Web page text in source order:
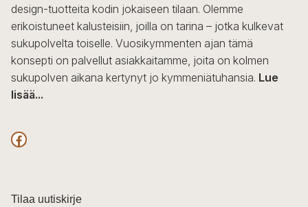
design-tuotteita kodin jokaiseen tilaan. Olemme
erikoistuneet kalusteisiin, joilla on tarina – jotka kulkevat
sukupolvelta toiselle. Vuosikymmenten ajan tämä
konsepti on palvellut asiakkaitamme, joita on kolmen
sukupolven aikana kertynyt jo kymmeniätuhansia. Lue
lisää...
F
c
Tilaa uutiskirje